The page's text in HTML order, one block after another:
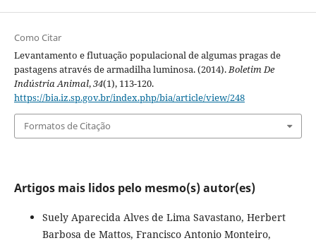
Como Citar
Levantamento e flutuação populacional de algumas pragas de
pastagens através de armadilha luminosa. (2014).Boletim De
Indústria Animal,34(1), 113-120.
https://bia.iz.sp.gov.br/index.php/bia/article/view/248
Formatos de Citação
Artigos mais lidos pelo mesmo(s) autor(es)
Suely Aparecida Alves de Lima Savastano, Herbert
Barbosa de Mattos, Francisco Antonio Monteiro,